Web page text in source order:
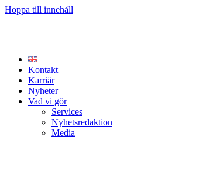
Hoppa till innehåll
Kontakt
Karriär
Nyheter
Vad vi gör
Services
Nyhetsredaktion
Media